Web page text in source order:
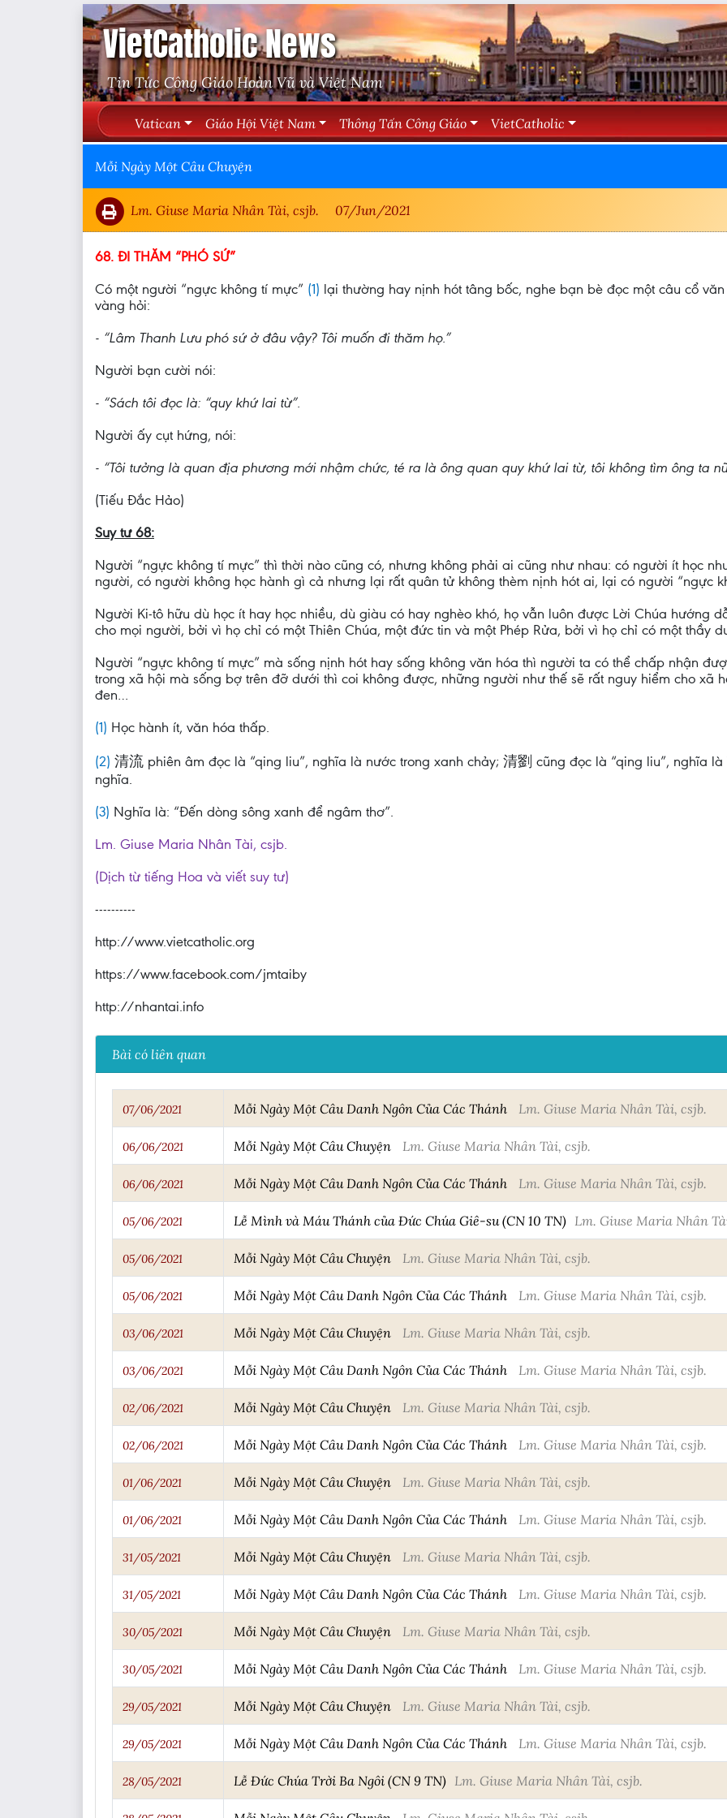
VietCatholic News
Tin Tức Công Giáo Hoàn Vũ và Việt Nam
Vatican Giáo Hội Việt Nam Thông Tấn Công Giáo VietCatholic
Mỗi Ngày Một Câu Chuyện
Lm. Giuse Maria Nhân Tài, csjb. 07/Jun/2021
68. ĐI THĂM “PHÓ SỨ”
Có một người “ngực không tí mực” (1) lại thường hay nịnh hót tâng bốc, nghe bạn bè đọc một câu cổ
vàng hỏi:
- “Lâm Thanh Lưu phó sứ ở đâu vậy? Tôi muốn đi thăm họ.”
Người bạn cười nói:
- “Sách tôi đọc là: “quy khứ lai từ”.
Người ấy cụt hứng, nói:
- “Tôi tưởng là quan địa phương mới nhậm chức, té ra là ông quan quy khứ lai từ, tôi không tìm ông ta
(Tiếu Đắc Hảo)
Suy tư 68:
Người “ngực không tí mực” thì thời nào cũng có, nhưng không phải ai cũng như nhau: có người ít học
người, có người không học hành gì cả nhưng lại rất quân tử không thèm nịnh hót ai, lại có người “ngực
Người Ki-tô hữu dù học ít hay học nhiều, dù giàu có hay nghèo khó, họ vẫn luôn được Lời Chúa hướng
cho mọi người, bởi vì họ chỉ có một Thiên Chúa, một đức tin và một Phép Rửa, bởi vì họ chỉ có một thầy
Người “ngực không tí mực” mà sống nịnh hót hay sống không văn hóa thì người ta có thể chấp nhận
trong xã hội mà sống bợ trên đỡ dưới thì coi không được, những người như thế sẽ rất nguy hiểm cho xã
đen…
(1) Học hành ít, văn hóa thấp.
(2) 清流 phiên âm đọc là “qing liu”, nghĩa là nước trong xanh chảy; 清劉 cũng đọc là “qing liu”, nghĩa
nghĩa.
(3) Nghĩa là: “Đến dòng sông xanh để ngâm thơ”.
Lm. Giuse Maria Nhân Tài, csjb.
(Dịch từ tiếng Hoa và viết suy tư)
----------
http://www.vietcatholic.org
https://www.facebook.com/jmtaiby
http://nhantai.info
Bài có liên quan
07/06/2021 Mỗi Ngày Một Câu Danh Ngôn Của Các Thánh Lm. Giuse Maria Nhân Tài, csjb.
06/06/2021 Mỗi Ngày Một Câu Chuyện Lm. Giuse Maria Nhân Tài, csjb.
06/06/2021 Mỗi Ngày Một Câu Danh Ngôn Của Các Thánh Lm. Giuse Maria Nhân Tài, csjb.
05/06/2021 Lễ Mình và Máu Thánh của Đức Chúa Giê-su (CN 10 TN) Lm. Giuse Maria Nhân
05/06/2021 Mỗi Ngày Một Câu Chuyện Lm. Giuse Maria Nhân Tài, csjb.
05/06/2021 Mỗi Ngày Một Câu Danh Ngôn Của Các Thánh Lm. Giuse Maria Nhân Tài, csjb.
03/06/2021 Mỗi Ngày Một Câu Chuyện Lm. Giuse Maria Nhân Tài, csjb.
03/06/2021 Mỗi Ngày Một Câu Danh Ngôn Của Các Thánh Lm. Giuse Maria Nhân Tài, csjb.
02/06/2021 Mỗi Ngày Một Câu Chuyện Lm. Giuse Maria Nhân Tài, csjb.
02/06/2021 Mỗi Ngày Một Câu Danh Ngôn Của Các Thánh Lm. Giuse Maria Nhân Tài, csjb.
01/06/2021 Mỗi Ngày Một Câu Chuyện Lm. Giuse Maria Nhân Tài, csjb.
01/06/2021 Mỗi Ngày Một Câu Danh Ngôn Của Các Thánh Lm. Giuse Maria Nhân Tài, csjb.
31/05/2021 Mỗi Ngày Một Câu Chuyện Lm. Giuse Maria Nhân Tài, csjb.
31/05/2021 Mỗi Ngày Một Câu Danh Ngôn Của Các Thánh Lm. Giuse Maria Nhân Tài, csjb.
30/05/2021 Mỗi Ngày Một Câu Chuyện Lm. Giuse Maria Nhân Tài, csjb.
30/05/2021 Mỗi Ngày Một Câu Danh Ngôn Của Các Thánh Lm. Giuse Maria Nhân Tài, csjb.
29/05/2021 Mỗi Ngày Một Câu Chuyện Lm. Giuse Maria Nhân Tài, csjb.
29/05/2021 Mỗi Ngày Một Câu Danh Ngôn Của Các Thánh Lm. Giuse Maria Nhân Tài, csjb.
28/05/2021 Lễ Đức Chúa Trời Ba Ngôi (CN 9 TN) Lm. Giuse Maria Nhân Tài, csjb.